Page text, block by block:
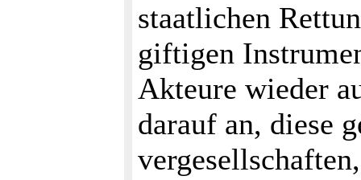
staatlichen
giftigen
Akteure wieder
darauf an, diese